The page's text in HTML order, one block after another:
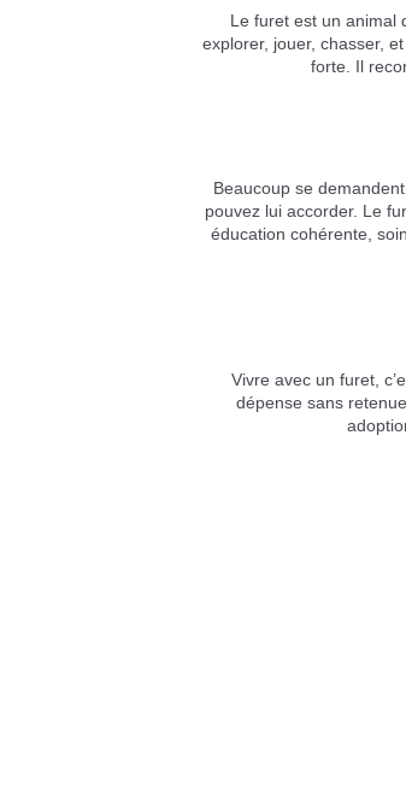
Le furet est un animal
explorer, jouer, chasser,
forte. Il
Beaucoup se
pouvez lui accorder. Le
éducation cohérente,
Vivre avec un furet,
dépense sans